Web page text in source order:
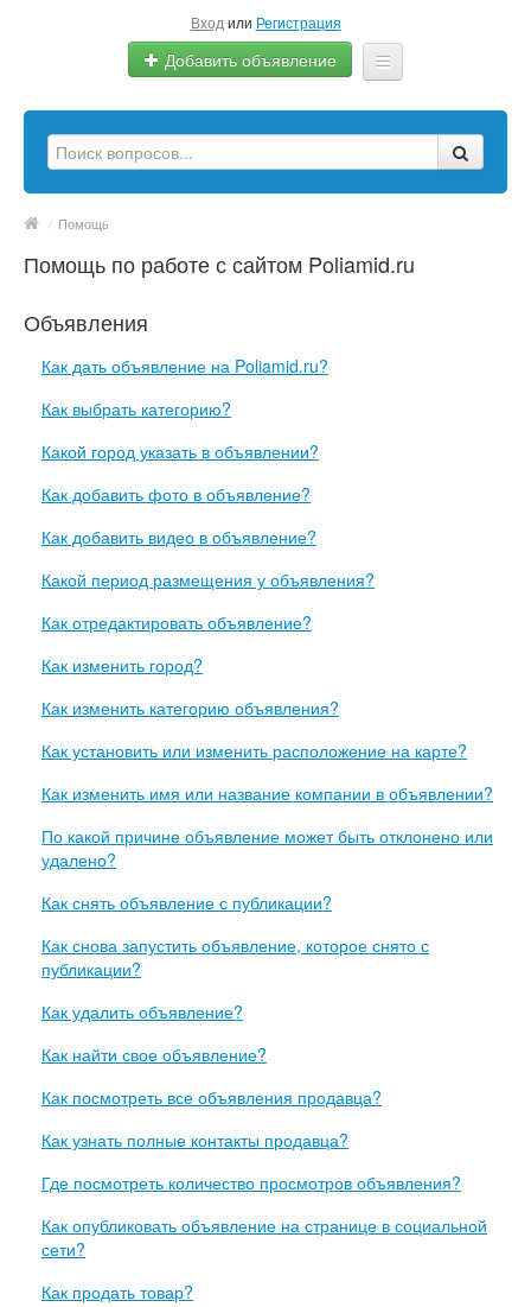
Вход или Регистрация
Добавить объявление
Сырье
Оборудование
Еще
/ Помощь
Помощь по работе с сайтом Poliamid.ru
Объявления
Как дать объявление на Poliamid.ru?
Как выбрать категорию?
Какой город указать в объявлении?
Как добавить фото в объявление?
Как добавить видео в объявление?
Какой период размещения у объявления?
Как отредактировать объявление?
Как изменить город?
Как изменить категорию объявления?
Как установить или изменить расположение на карте?
Как изменить имя или название компании в объявлении?
По какой причине объявление может быть отклонено или
удалено?
Как снять объявление с публикации?
Как снова запустить объявление, которое снято с
публикации?
Как удалить объявление?
Как найти свое объявление?
Как посмотреть все объявления продавца?
Как узнать полные контакты продавца?
Где посмотреть количество просмотров объявления?
Как опубликовать объявление на странице в социальной
сети?
Как продать товар?